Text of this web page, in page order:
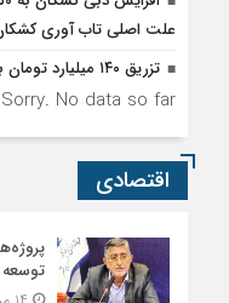
علت اصلی تاب آوری
تزریق ۱۴۰ میلیارد تومان به شبکه آب‌رسانی پلدختر
Sorry. No data so far.
اقتصادی